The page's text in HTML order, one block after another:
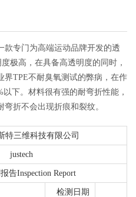
款专门为高端运动品牌开发的透
极高，在具备高透明度的同时，
界TPE不耐臭氧测试的弊病，在作
下。材料很有强的耐弯折性能，
折不会出现折痕和裂纹。
特三维科技有限公司
justech
告Inspection Report
检测日期